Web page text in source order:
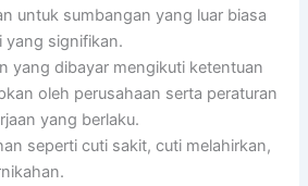
untuk sumbangan yang luar biasa
yang signifikan.
yang dibayar mengikuti ketentuan
oleh perusahaan serta peraturan
yang berlaku.
seperti cuti sakit, cuti melahirkan,